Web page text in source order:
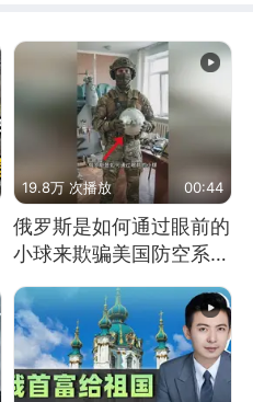
19.8万 次播放 00:44
俄罗斯是如何通过眼前的
小球来欺骗美国防空系统
的